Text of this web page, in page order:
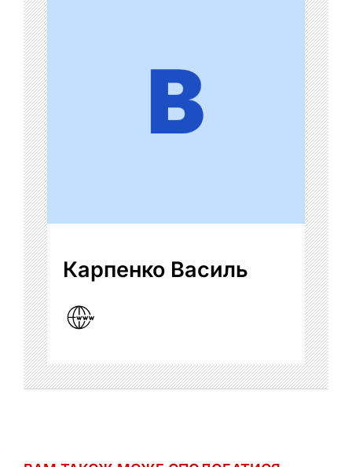
Карпенко Василь